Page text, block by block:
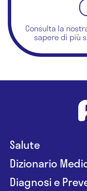
Consulta la
sapere di più
Salute
Dizionario
Diagnosi e